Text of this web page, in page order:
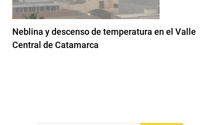
Neblina y descenso de temperatura en el Valle
Central de Catamarca